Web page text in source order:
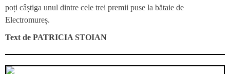
poți câștiga unul dintre cele trei premii puse la bătaie de
Electromureș.
Text de PATRICIA STOIAN